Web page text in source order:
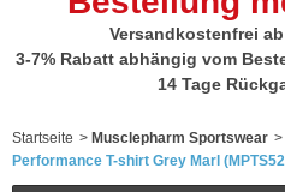
Versandkostenfrei ab
3-7% Rabatt abhängig vom
14 Tage
Startseite > Musclepharm Sportswear >
Performance T-shirt Grey Marl